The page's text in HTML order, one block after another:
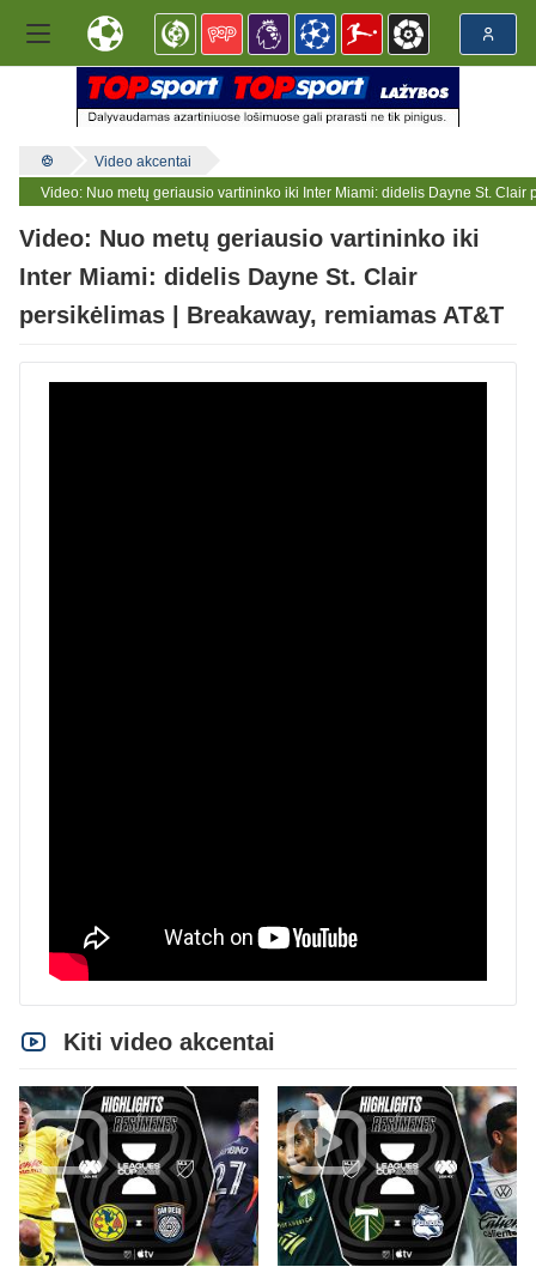
Video akcentai
Video: Nuo metų geriausio vartininko iki Inter Miami: didelis Dayne St. Clair
Video: Nuo metų geriausio vartininko iki
Inter Miami: didelis Dayne St. Clair
persikėlimas | Breakaway, remiamas AT&T
Kiti video akcentai